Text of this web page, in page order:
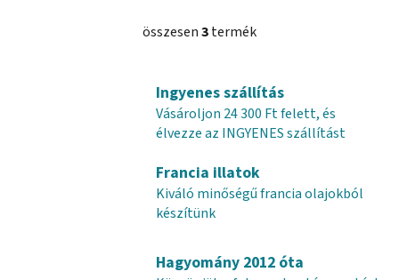
L
t
a
i
á
n
y
t
összesen3termék
Ingyenes szállítás
Vásároljon 24 300 Ft felett, és
élvezze az INGYENES szállítást
Francia illatok
Kiváló minőségű francia olajokból
készítünk
Hagyomány 2012 óta